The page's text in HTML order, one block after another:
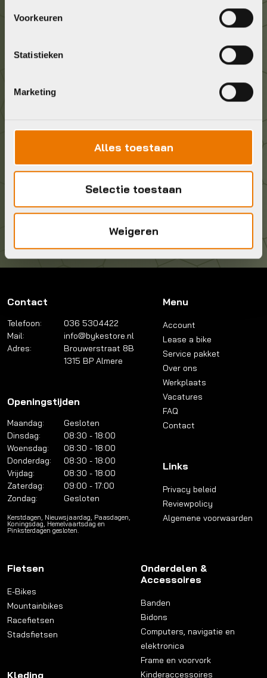
Voorkeuren
Statistieken
Marketing
Alles toestaan
Selectie toestaan
Weigeren
onderstaande gegevens.
Stuur ons een e-mail
Kom langs!
Brouwerstraat 8B
Contact
Telefoon:
036 5304422
Mail:
info@bykestore.nl
Adres:
Brouwerstraat 8B
1315 BP Almere
Openingstijden
Maandag:
Gesloten
Dinsdag:
08:30 - 18:00
Woensdag:
08:30 - 18:00
Donderdag:
08:30 - 18:00
Vrijdag:
08:30 - 18:00
Zaterdag:
09:00 - 17:00
Zondag:
Gesloten
Kerstdagen, Nieuwsjaardag, Paasdagen,
Koningsdag, Hemelvaartsdag en
Pinksterdagen gesloten.
Menu
Account
Lease a bike
Service pakket
Over ons
Werkplaats
Vacatures
FAQ
Contact
Links
Privacy beleid
Reviewpolicy
Algemene voorwaarden
Fietsen
E-Bikes
Mountainbikes
Racefietsen
Stadsfietsen
Kleding
Onderdelen &
Accessoires
Banden
Bidons
Computers, navigatie en
elektronica
Frame en voorvork
Kinderaccessoires